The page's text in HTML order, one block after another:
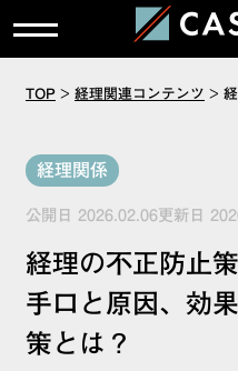
TOP > 経理関連コンテンツ >
経理関係
公開日 2026.02.06更新日
経理の不正防止
手口と原因、効
策とは？